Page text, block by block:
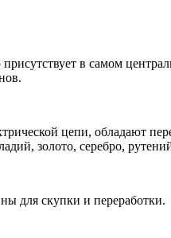
в самом
цепи, обладают
золото, серебро,
для скупки и переработки.